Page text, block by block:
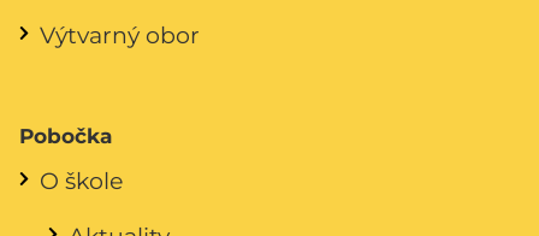
Výtvarný obor
Pobočka
O škole